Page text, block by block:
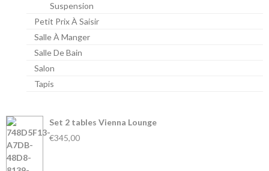
Suspension
Petit Prix À Saisir
Salle À Manger
Salle De Bain
Salon
Tapis
Set 2 tables Vienna Lounge
€345,00